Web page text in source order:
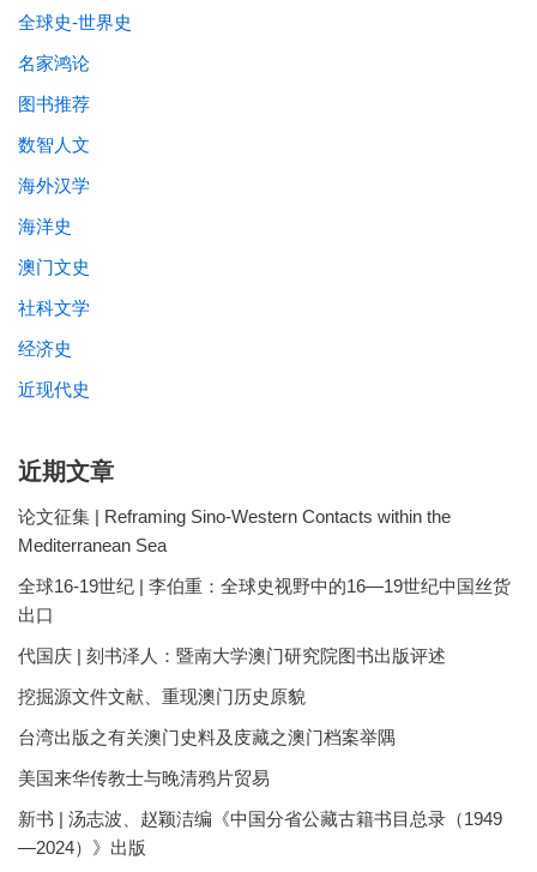
全球史-世界史
名家鸿论
图书推荐
数智人文
海外汉学
海洋史
澳门文史
社科文学
经济史
近现代史
近期文章
论文征集 | Reframing Sino-Western Contacts within the
Mediterranean Sea
全球16-19世纪 | 李伯重：全球史视野中的16—19世纪中国丝货
出口
代国庆 | 刻书泽人：暨南大学澳门研究院图书出版评述
挖掘源文件文献、重现澳门历史原貌
台湾出版之有关澳门史料及庋藏之澳门档案举隅
美国来华传教士与晚清鸦片贸易
新书 | 汤志波、赵颖洁编《中国分省公藏古籍书目总录（1949
—2024）》出版